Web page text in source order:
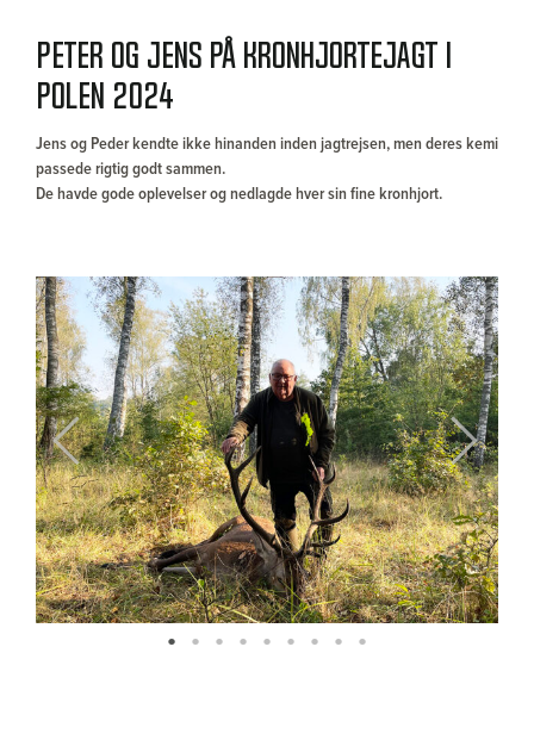
Peter og Jens på kronhjortejagt i
Polen 2024
Jens og Peder kendte ikke hinanden inden jagtrejsen, men deres kemi
passede rigtig godt sammen.
De havde gode oplevelser og nedlagde hver sin fine kronhjort.
Previous Next